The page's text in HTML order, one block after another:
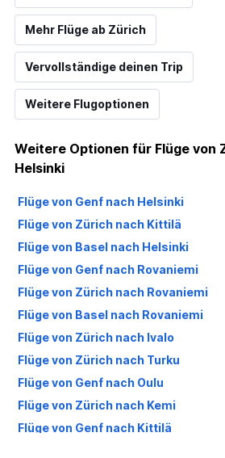
Mehr Flüge ab Zürich
Vervollständige deinen Trip
Weitere Flugoptionen
Weitere Optionen für Flüge von
Helsinki
Flüge von Genf nach Helsinki
Flüge von Zürich nach Kittilä
Flüge von Basel nach Helsinki
Flüge von Genf nach Rovaniemi
Flüge von Zürich nach Rovaniemi
Flüge von Basel nach Rovaniemi
Flüge von Zürich nach Ivalo
Flüge von Zürich nach Turku
Flüge von Genf nach Oulu
Flüge von Zürich nach Kemi
Flüge von Genf nach Kittilä